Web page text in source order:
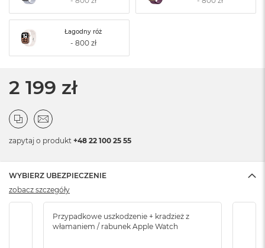
Łagodny róż
2 199 zł
zapytaj o produkt +48 22 100 25 55
WYBIERZ UBEZPIECZENIE
Przypadkowe uszkodzenie + kradzież z
włamaniem / rabunek Apple Watch
zobacz szczegóły